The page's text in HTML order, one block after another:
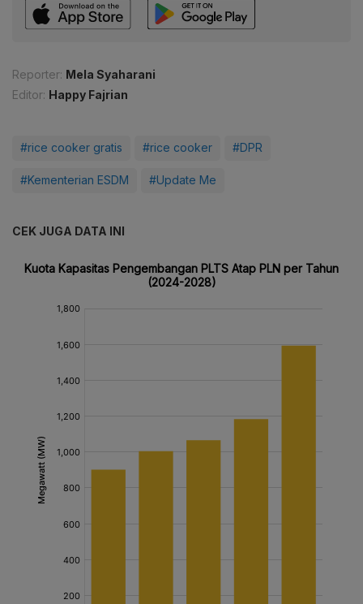
Reporter: Mela Syaharani
Editor: Happy Fajrian
#rice cooker gratis #rice cooker #DPR
#Kementerian ESDM #Update Me
CEK JUGA DATA INI